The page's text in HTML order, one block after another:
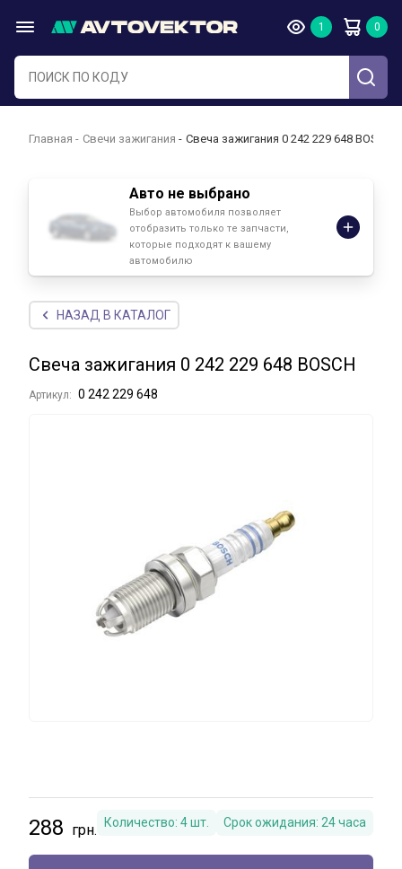
Главная Свечи зажигания Свеча зажигания 0 242 229 648 BOSCH
Авто не выбрано
Выбор автомобиля позволяет
отобразить только те запчасти,
которые подходят к вашему
автомобилю
НАЗАД В КАТАЛОГ
Свеча зажигания 0 242 229 648 BOSCH
Артикул: 0 242 229 648
288 Количество: 4шт. Срок ожидания: 24 часа